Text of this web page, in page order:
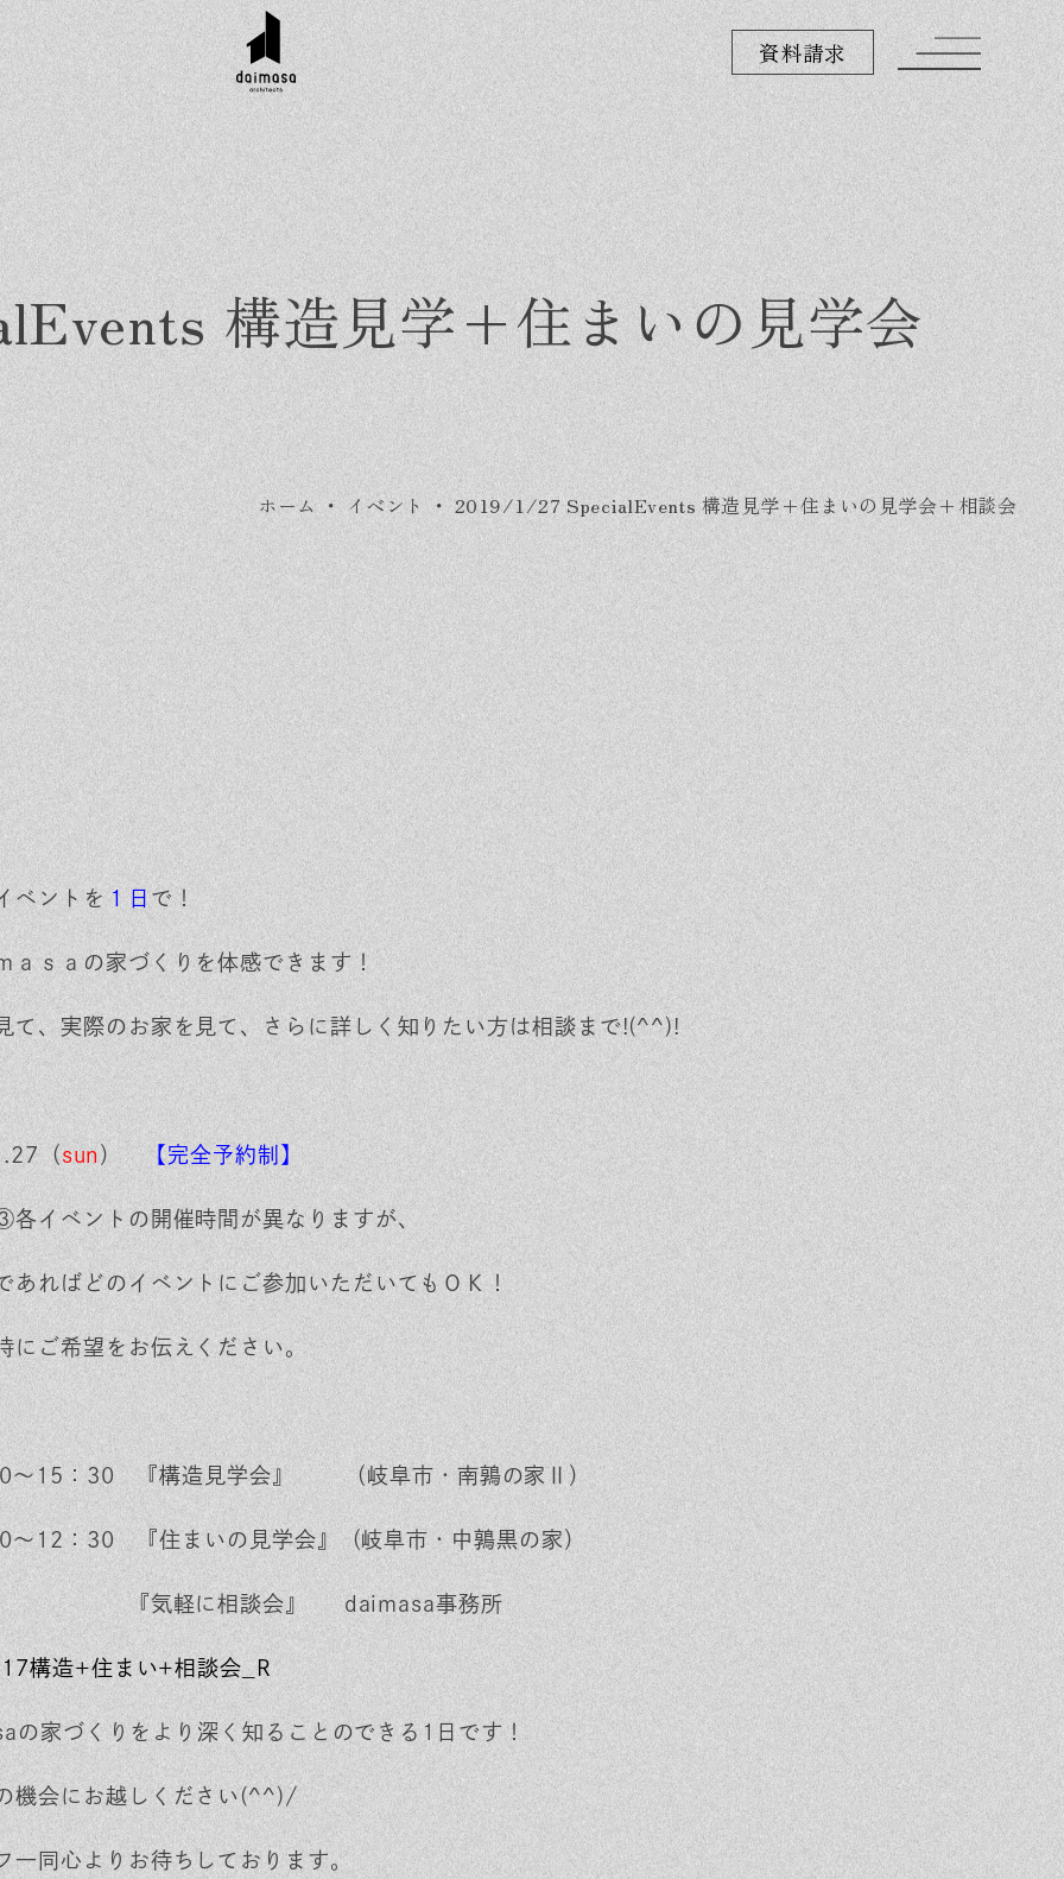
資料請求
構造見学+住まいの見学会
ホーム・イベント・2019/1/27 SpecialEvents 構造見学+住まいの見学会+相談会
ベントを１日 で！
ａｓａの家づくりを体感できます！
て、実際のお家を見て、さらに詳しく知りたい方は相談まで!(^^)!
（sun） 【完全予約制】
イベントの開催時間が異なりますが、
あればどのイベントにご参加いただいてもＯＫ！
にご希望をお伝えください。
～15：30 『構造見学会』 （岐阜市・南鶉の家Ⅱ）
12：30 『住まいの見学会』（岐阜市・中鶉黒の家）
『気軽に相談会』 daimasa事務所
の家づくりをより深く知ることのできる1日です！
機会にお越しください(^^)/
一同心よりお待ちしております。
customer
実績
イル集
ントを探す
に相談会
ある質問
様の声
辞典
Topics
お知らせ
イベント
Company
会社概要
スタッフ紹介
採用情報
Contact
資料請求
お問い合わせ
Event Contact